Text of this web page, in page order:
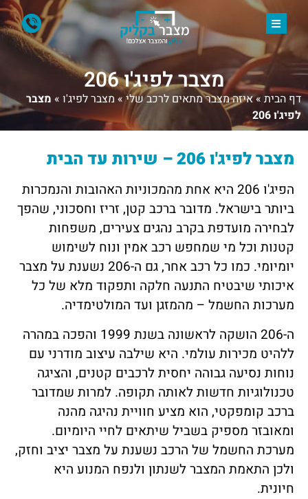
מצבר לפיג'ו 206
דף הבית»איזה מצבר מתאים לרכב שלי» מצבר לפיג'ו » מצבר
לפיג'ו 206
מצבר לפיג'ו 206 – שירות עד הבית
הפיג'ו 206 היא אחת מהמכוניות האהובות והנמכרות
ביותר בישראל. מדובר ברכב קטן, זריז וחסכוני, שהפך
לבחירה מועדפת בקרב נהגים צעירים, משפחות
קטנות וכל מי שמחפש רכב אמין ונוח לשימוש
יומיומי. כמו כל רכב אחר, גם ה-206 נשענת על מצבר
איכותי שיבטיח התנעה חלקה ותפקוד מלא של כל
מערכות החשמל – מהמזגן ועד המולטימדיה.
ה-206 הושקה לראשונה בשנת 1999 והפכה במהרה
ללהיט מכירות עולמי. היא שילבה עיצוב מודרני עם
נוחות נסיעה גבוהה יחסית לרכבים קטנים, והציגה
טכנולוגיות חדשות לאותה תקופה. למרות שמדובר
ברכב קומפקטי, הוא מציע חוויית נהיגה מהנה
ומאובזר מספיק בשביל שיתאים לחיי היומיום.
מערכת החשמל של הרכב נשענת על מצבר יציב וחזק,
ולכן התאמת המצבר לשנתון ולנפח המנוע היא
חיונית.